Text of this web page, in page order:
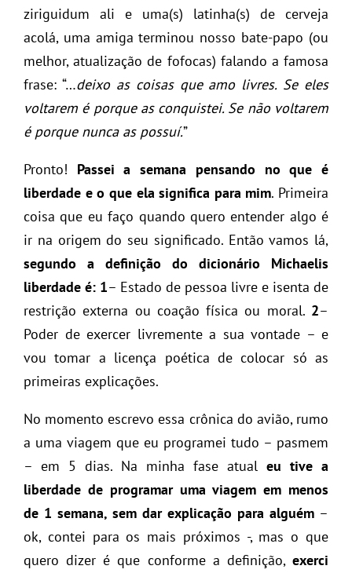
ziriguidum ali e uma(s) latinha(s) de cerveja
acolá, uma amiga terminou nosso bate-papo (ou
melhor, atualização de fofocas) falando a famosa
frase: “…deixo as coisas que amo livres. Se eles
voltarem é porque as conquistei. Se não voltarem
é porque nunca as possuí.”
Pronto! Passei a semana pensando no que é
liberdade e o que ela significa para mim. Primeira
coisa que eu faço quando quero entender algo é
ir na origem do seu significado. Então vamos lá,
segundo a definição do dicionário Michaelis
liberdade é: 1– Estado de pessoa livre e isenta de
restrição externa ou coação física ou moral. 2–
Poder de exercer livremente a sua vontade – e
vou tomar a licença poética de colocar só as
primeiras explicações.
No momento escrevo essa crônica do avião, rumo
a uma viagem que eu programei tudo – pasmem
– em 5 dias. Na minha fase atual eu tive a
liberdade de programar uma viagem em menos
de 1 semana, sem dar explicação para alguém –
ok, contei para os mais próximos -, mas o que
quero dizer é que conforme a definição, exerci